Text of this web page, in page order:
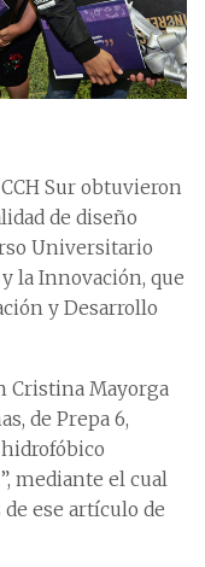
Sur obtuvieron
de diseño
Universitario
la Innovación, que
y Desarrollo
Cristina Mayorga
de Prepa 6,
mediante el cual
ese artículo de